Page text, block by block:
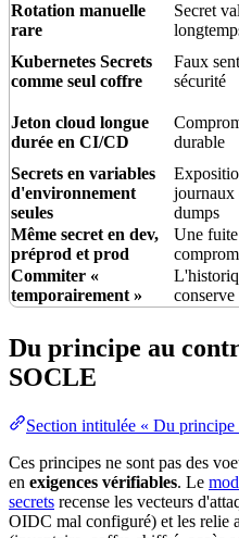
Rotation manuelle
rare
Secret
Kubernetes Secrets
comme seul coffre
Faux
sécurité
Jeton cloud longue
durée en CI/CD
durable
Secrets en variables
d'environnement
seules
journaux
dumps
Même secret en dev,
préprod et prod
Une
Commiter «
temporairement »
conserve
Du principe au
SOCLE
Section intitulée « Du
Ces principes ne sont pas des
en exigences vérifiables. Le
secrets recense les vecteurs
OIDC mal configuré) et les relie